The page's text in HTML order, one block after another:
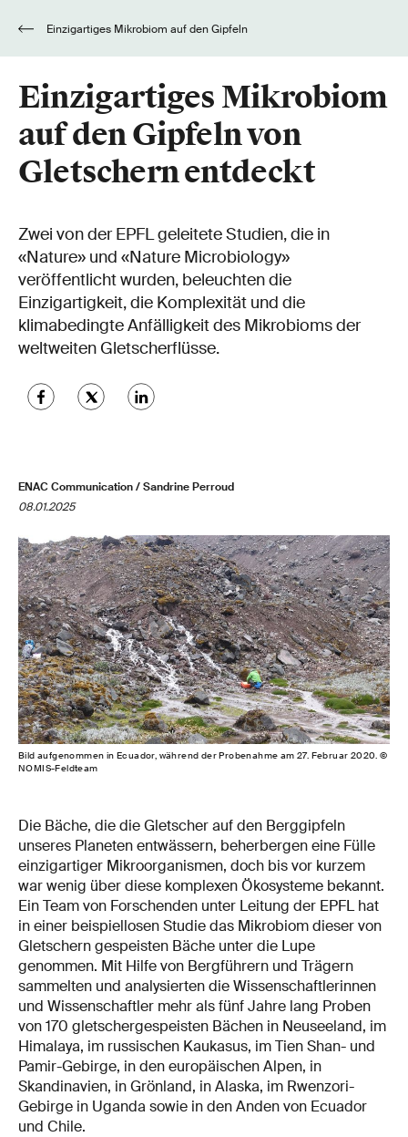
Einzigartiges Mikrobiom
auf den Gipfeln von
Gletschern entdeckt
Zwei von der EPFL geleitete Studien, die in
«Nature» und «Nature Microbiology»
veröffentlicht wurden, beleuchten die
Einzigartigkeit, die Komplexität und die
klimabedingte Anfälligkeit des Mikrobioms der
weltweiten Gletscherflüsse.
ENAC Communication / Sandrine Perroud
08.01.2025
Bild aufgenommen in Ecuador, während der Probenahme am 27. Februar 2020. ©
NOMIS-Feldteam
Die Bäche, die die Gletscher auf den Berggipfeln
unseres Planeten entwässern, beherbergen eine Fülle
einzigartiger Mikroorganismen, doch bis vor kurzem
war wenig über diese komplexen Ökosysteme bekannt.
Ein Team von Forschenden unter Leitung der EPFL hat
in einer beispiellosen Studie das Mikrobiom dieser von
Gletschern gespeisten Bäche unter die Lupe
genommen. Mit Hilfe von Bergführern und Trägern
sammelten und analysierten die Wissenschaftlerinnen
und Wissenschaftler mehr als fünf Jahre lang Proben
von 170 gletschergespeisten Bächen in Neuseeland, im
Himalaya, im russischen Kaukasus, im Tien Shan- und
Pamir-Gebirge, in den europäischen Alpen, in
Skandinavien, in Grönland, in Alaska, im Rwenzori-
Gebirge in Uganda sowie in den Anden von Ecuador
und Chile.